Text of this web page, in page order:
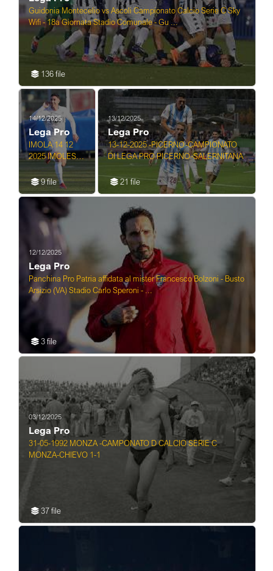
Guidonia Montecelio vs Ascoli Campionato Calcio Serie C Sky
Wifi - 18a Giornata Stadio Comunale - Gu ...
136 file
14/12/2025
Lega Pro
IMOLA 14 12
2025 IMOLESE
CALCIO-SASSO
MARCONI
SERIE D 1-3
9 file
13/12/2025
Lega Pro
13-12-2025 -PICERNO-CAMPIONATO
DI LEGA PRO PICERNO-SALERNITANA
21 file
12/12/2025
Lega Pro
Panchina Pro Patria affidata al mister Francesco Bolzoni - Busto
Arsizio (VA) Stadio Carlo Speroni - ...
3 file
03/12/2025
Lega Pro
31-05-1992 MONZA -CAMPONATO D CALCIO SERIE C
MONZA-CHIEVO 1-1
37 file